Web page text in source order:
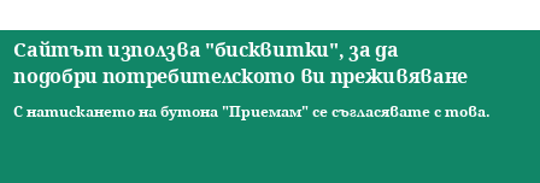
О
Начало Новини Видео Ресурси За нас
Екип
Контакти
Сайтът използва "бисквитки", за да
подобри потребителското ви преживяване
С натискането на бутона "Приемам" се съгласявате с това.